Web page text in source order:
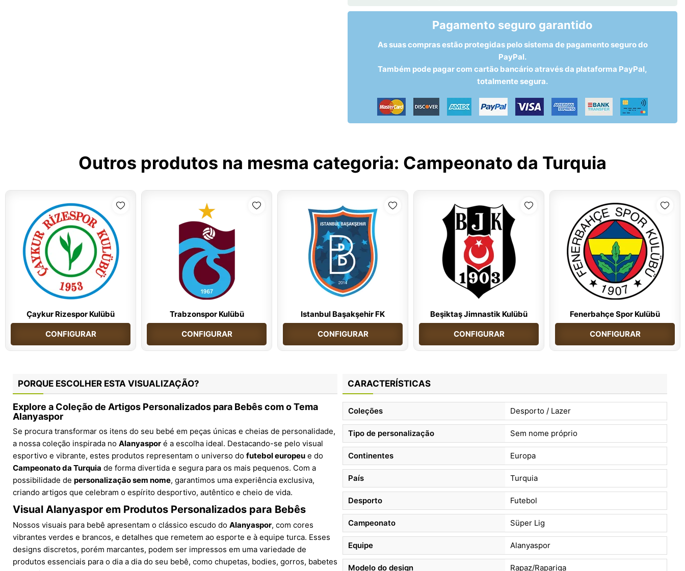
Pagamento seguro garantido
As suas compras estão protegidas pelo sistema de pagamento seguro do
PayPal.
Também pode pagar com cartão bancário através da plataforma PayPal,
totalmente segura.
Outros produtos na mesma categoria: Campeonato da Turquia
Çaykur Rizespor Kulübü
CONFIGURAR
Trabzonspor Kulübü
CONFIGURAR
Istanbul Başakşehir FK
CONFIGURAR
Beşiktaş Jimnastik Kulübü
CONFIGURAR
Fenerbahçe Spor Kulübü
CONFIGURAR
PORQUE ESCOLHER ESTA VISUALIZAÇÃO?
Explore a Coleção de Artigos Personalizados para Bebês com o Tema
Alanyaspor
Se procura transformar os itens do seu bebé em peças únicas e cheias de personalidade,
a nossa coleção inspirada no Alanyaspor é a escolha ideal. Destacando-se pelo visual
esportivo e vibrante, estes produtos representam o universo do futebol europeu e do
Campeonato da Turquia de forma divertida e segura para os mais pequenos. Com a
possibilidade de personalização sem nome, garantimos uma experiência exclusiva,
criando artigos que celebram o espírito desportivo, autêntico e cheio de vida.
Visual Alanyaspor em Produtos Personalizados para Bebês
Nossos visuais para bebê apresentam o clássico escudo do Alanyaspor, com cores
vibrantes verdes e brancos, e detalhes que remetem ao esporte e à equipe turca. Esses
designs discretos, porém marcantes, podem ser impressos em uma variedade de
produtos essenciais para o dia a dia do seu bebê, como chupetas, bodies, gorros, babetes
CARACTERÍSTICAS
Coleções Desporto / Lazer
Tipo de personalização Sem nome próprio
Continentes Europa
País Turquia
Desporto Futebol
Campeonato Süper Lig
Equipe Alanyaspor
Modelo do design Rapaz/Rapariga